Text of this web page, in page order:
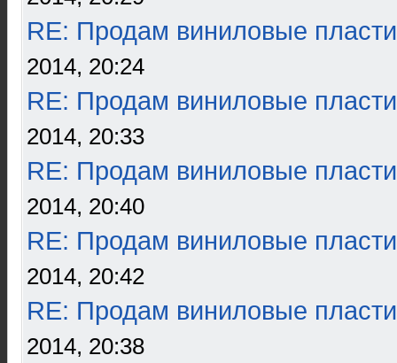
RE: Продам виниловые
2014, 20:24
RE: Продам виниловые
2014, 20:33
RE: Продам виниловые
2014, 20:40
RE: Продам виниловые
2014, 20:42
RE: Продам виниловые
2014, 20:38